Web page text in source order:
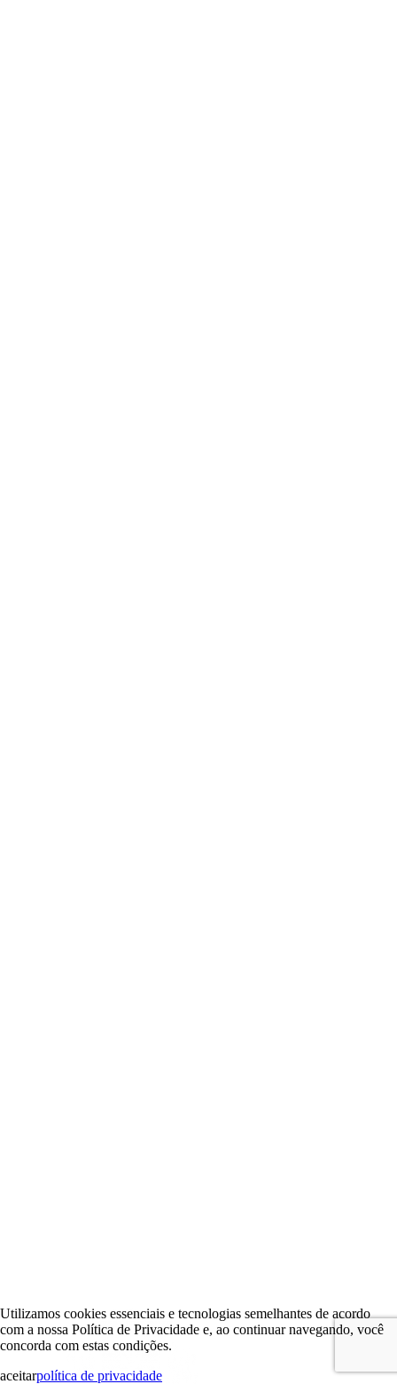
Utilizamos cookies essenciais e tecnologias semelhantes de acordo
com a nossa Política de Privacidade e, ao continuar navegando, você
concorda com estas condições.
aceitarpolítica de privacidade